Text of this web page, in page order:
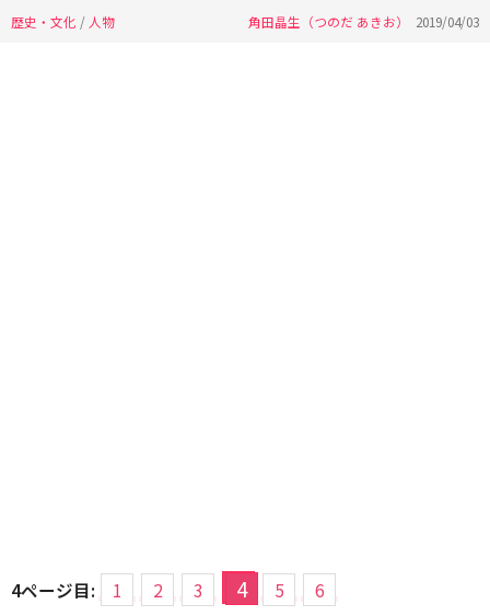
歴史・文化 / 人物 角田晶生（つのだ あきお） 2019/04/03
4ページ目: 1 2 3 4 5 6